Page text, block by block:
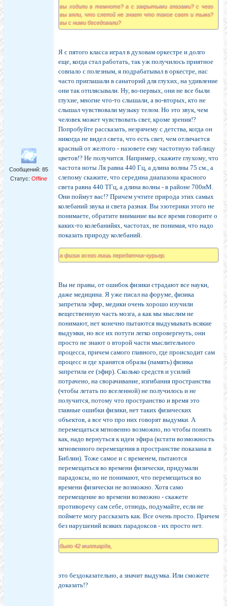
Сообщений: 85
Статус: Offline
вы ходили в темноте? а с закрытыми глазами? с чего
вы вяли, что слепой не знает что такое свет и тьма?
вы с ними беседовали?
Я с пятого класса играл в духовам оркестре и долго
еще, когда стал работать, так уж получилось приятное
совпало с полезным, я подрабатывал в оркестре, нас
часто приглашали в санаторий для глухих, на удивление
они так отплясывали. Ну, во-первых, они не все были
глухие, многие что-то слышали, а во-вторых, кто не
слышал чувствовали музыку телом. Но это звук, чем
человек может чувствовать свет, кроме зрения!?
Попробуйте рассказать, незрячему с детства, когда он
никогда не видел света, что есть свет, чем отличается
красный от желтого - назовете ему частотную таблицу
цветов!? Не получится. Например, скажите глухому, что
частота ноты Ля равна 440 Гц, а длина волны 75 см., а
слепому скажите, что середина диапазона красного
света равна 440 ТГц, а длина волны - в районе 700нМ.
Они поймут вас!? Причем учтите природа этих самых
колебаний звука и света разная. Вы эзотерики этого не
понимаете, обратите внимание вы все время говорите о
каких-то колебанийях, частотах, не понимая, что надо
показать природу колебаний.
а физик всего лишь передатчик-курьер.
Вы не правы, от ошибок физики страдают все науки,
даже медицина. Я уже писал на форуме, физика
запретила эфир, медики очень хорошо изучили
вещественную часть мозга, а как мы мыслим не
понимают, нет конечно пытаются выдумывать всякие
выдумки, но все их потуги легко опровергнуть, они
просто не знают о второй части мыслительного
процесса, причем самого главного, где происходит сам
процесс и где хранятся образы (память) физика
запретила ее (эфир). Сколько средств и усилий
потрачено, на сворачивание, изгибания пространства
(чтобы летать по вселенной) не получилось и не
получится, потому что пространство и время это
главные ошибки физики, нет таких физических
объектов, а все что про них говорят выдумки. А
перемещаться мгновенно возможно, но чтобы понять
как, надо вернуться к идеи эфира (кстати возможность
мгновенного перемещения в пространстве показана в
Библии). Тоже самое и с временем, пытаются
перемещаться во времени физически, придумали
парадоксы, но не понимают, что перемещаться во
времени физически не возможно. Хотя само
перемещение во времени возможно - скажете
противоречу сам себе, отнюдь, подумайте, если не
поймете могу рассказать как. Все очень просто. Причем
без нарушений всяких парадоксов - их просто нет.
было 42 миллиарда,
это бездоказательно, а значит выдумка. Или сможете
доказать!?